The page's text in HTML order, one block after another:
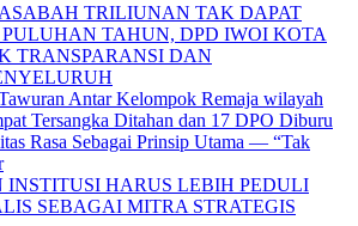
TRILIUNAN TAK DAPAT
TAHUN, DPD IWOI KOTA
TRANSPARANSI DAN
Antar Kelompok Remaja wilayah
Tersangka Ditahan dan 17 DPO Diburu
Rasa Sebagai Prinsip Utama — “Tak
INSTITUSI HARUS LEBIH PEDULI
SEBAGAI MITRA STRATEGIS